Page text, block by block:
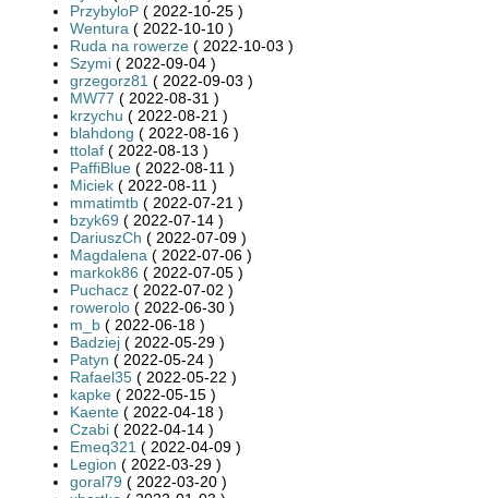
PrzybyloP ( 2022-10-25 )
Wentura ( 2022-10-10 )
Ruda na rowerze ( 2022-10-03 )
Szymi ( 2022-09-04 )
grzegorz81 ( 2022-09-03 )
MW77 ( 2022-08-31 )
krzychu ( 2022-08-21 )
blahdong ( 2022-08-16 )
ttolaf ( 2022-08-13 )
PaffiBlue ( 2022-08-11 )
Miciek ( 2022-08-11 )
mmatimtb ( 2022-07-21 )
bzyk69 ( 2022-07-14 )
DariuszCh ( 2022-07-09 )
Magdalena ( 2022-07-06 )
markok86 ( 2022-07-05 )
Puchacz ( 2022-07-02 )
rowerolo ( 2022-06-30 )
m_b ( 2022-06-18 )
Badziej ( 2022-05-29 )
Patyn ( 2022-05-24 )
Rafael35 ( 2022-05-22 )
kapke ( 2022-05-15 )
Kaente ( 2022-04-18 )
Czabi ( 2022-04-14 )
Emeq321 ( 2022-04-09 )
Legion ( 2022-03-29 )
goral79 ( 2022-03-20 )